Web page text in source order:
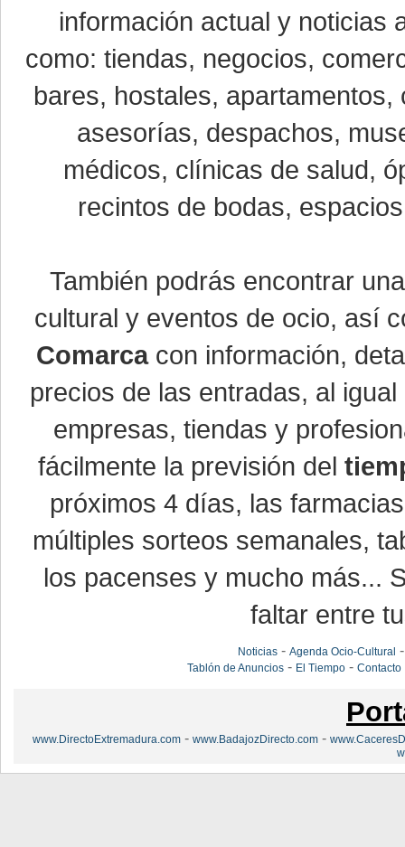
información actual y noticias
como: tiendas, negocios,
bares, hostales,
asesorías, despachos,
médicos, clínicas de salud,
recintos de bodas,
También podrás encontrar
cultural y eventos de ocio, así
Comarcacon información,
precios de las entradas, al
empresas, tiendas y
fácilmente la previsión del
próximos 4 días, las
múltiples sorteos semanales,
los pacenses y mucho más...
faltar entre
Noticias -Agenda Ocio-Cultural
Tablón de Anuncios - El Tiempo -Contacto
www.DirectoExtremadura.com - www.BadajozDirecto.com -